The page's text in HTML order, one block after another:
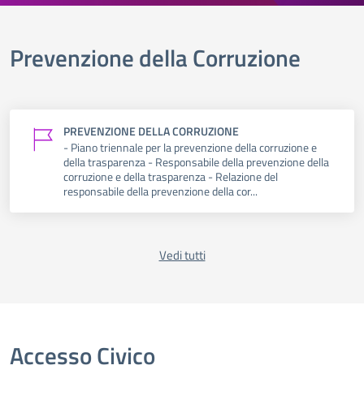
Prevenzione della Corruzione
PREVENZIONE DELLA CORRUZIONE
- Piano triennale per la prevenzione della corruzione e
della trasparenza - Responsabile della prevenzione della
corruzione e della trasparenza - Relazione del
responsabile della prevenzione della cor...
Vedi tutti
Accesso Civico